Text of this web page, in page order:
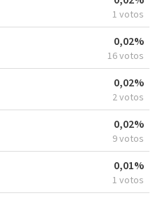
1 votos
0,02%
16 votos
0,02%
2 votos
0,02%
9 votos
0,01%
1 votos